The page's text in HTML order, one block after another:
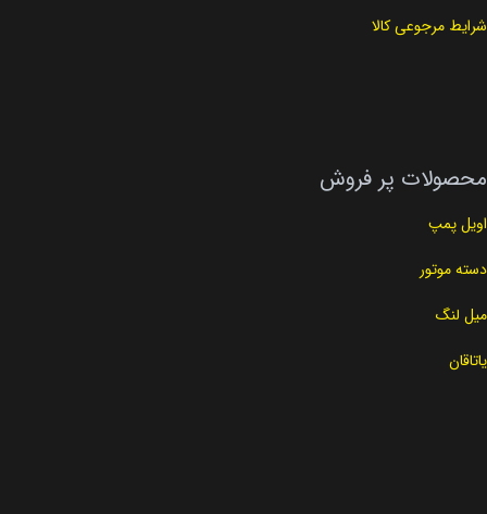
شرایط مرجوعی کالا
محصولات پر فروش
اویل پمپ
دسته موتور
میل لنگ
یاتاقان